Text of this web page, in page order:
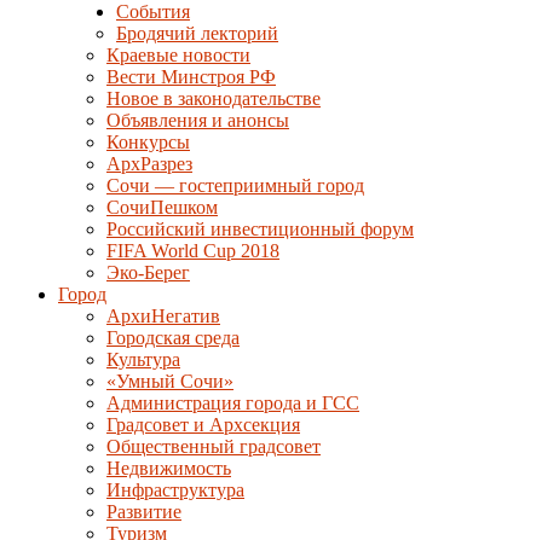
События
Бродячий лекторий
Краевые новости
Вести Минстроя РФ
Новое в законодательстве
Объявления и анонсы
Конкурсы
АрхРазрез
Сочи — гостеприимный город
СочиПешком
Российский инвестиционный форум
FIFA World Cup 2018
Эко-Берег
Город
АрхиНегатив
Городская среда
Культура
«Умный Сочи»
Администрация города и ГСС
Градсовет и Архсекция
Общественный градсовет
Недвижимость
Инфраструктура
Развитие
Туризм